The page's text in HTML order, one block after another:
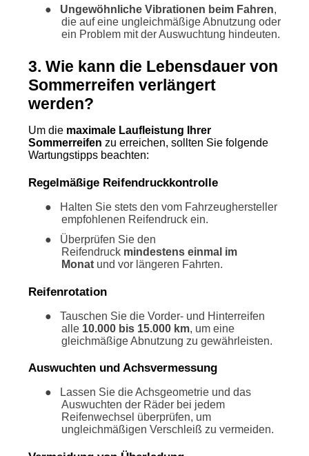
●
Ungewöhnliche Vibrationen beim Fahren,
die auf eine ungleichmäßige Abnutzung oder
ein Problem mit der Auswuchtung hindeuten.
3. Wie kann die Lebensdauer von
Sommerreifen verlängert
werden?
Um die maximale Laufleistung Ihrer
Sommerreifen zu erreichen, sollten Sie folgende
Wartungstipps beachten:
Regelmäßige Reifendruckkontrolle
●
Halten Sie stets den vom Fahrzeughersteller
empfohlenen Reifendruck ein.
●
Überprüfen Sie den
Reifendruck mindestens einmal im
Monatund vor längeren Fahrten.
Reifenrotation
●
Tauschen Sie die Vorder- und Hinterreifen
alle 10.000 bis 15.000 km, um eine
gleichmäßige Abnutzung zu gewährleisten.
Auswuchten und Achsvermessung
●
Lassen Sie die Achsgeometrie und das
Auswuchten der Räder bei jedem
Reifenwechsel überprüfen, um
ungleichmäßigen Verschleiß zu vermeiden.